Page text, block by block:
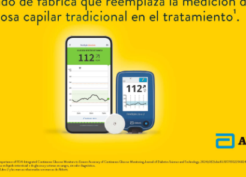
producido porAdiumy cuenta con 6 presentaciones disponibles.
Explorar más
Otros productos concenobamato
Otros productos deAdium